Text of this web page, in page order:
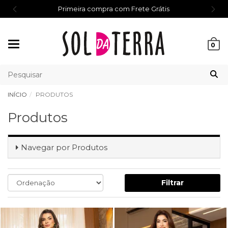
Primeira compra com Frete Grátis
0
INÍCIO PRODUTOS
Produtos
Navegar por Produtos
Filtrar